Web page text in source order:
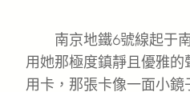
南京地鐵6號線起于南
用她那極度鎮靜且優雅
用卡，那張卡像一面小